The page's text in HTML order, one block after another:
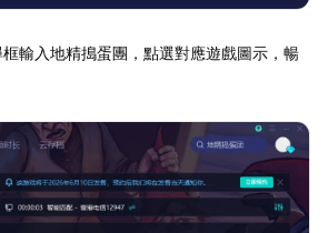
輸入地精搗蛋團，點選對應遊戲圖示，暢